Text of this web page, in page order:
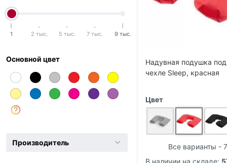
1 2 тыс. 5 тыс. 7 тыс. 9 тыс.
Основной цвет
Производитель
Надувная подушка
чехле Sleep, красная
Цвет
Все варианты -